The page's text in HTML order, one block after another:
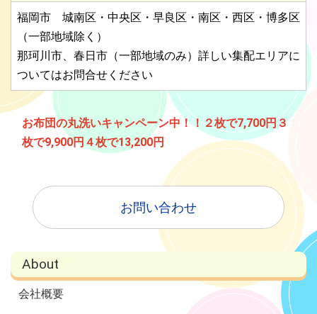
福岡市 城南区・中央区・早良区・南区・西区・博多区
（一部地域除く）
那珂川市、春日市（一部地域のみ）詳しい集配エリアに
ついてはお問合せください
お布団の丸洗いキャンペーン中！！２枚で7,700円３
枚で9,900円４枚で13,200円
お問い合わせ
About
会社概要